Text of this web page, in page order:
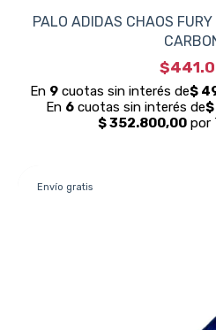
PALO ADIDAS CHAOS
Envío gratis